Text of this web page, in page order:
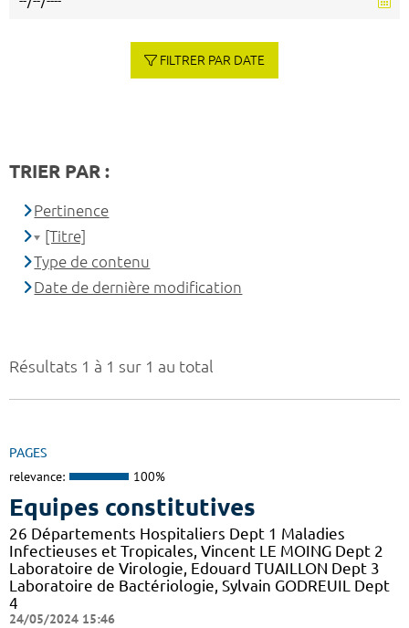
Résultats 1 à 1 sur 1 au total
PAGES
relevance: 100%
Equipes constitutives
26 Départements Hospitaliers Dept 1 Maladies
Infectieuses et Tropicales, Vincent LE MOING Dept 2
Laboratoire de Virologie, Edouard TUAILLON Dept 3
Laboratoire de Bactériologie, Sylvain GODREUIL Dept
4
24/05/2024 15:46
FILTRER PAR DATE
TRIER PAR :
Pertinence
[Titre]
Type de contenu
Date de dernière modification